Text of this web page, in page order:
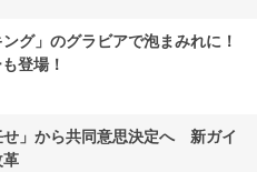
グ」のグラビアで泡まみれに！
登場！
せ」から共同意思決定へ 新ガイ
革